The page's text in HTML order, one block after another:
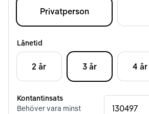
Privatperson
Lånetid
2 år 3 år 4 år
Kontantinsats
Behöver vara minst